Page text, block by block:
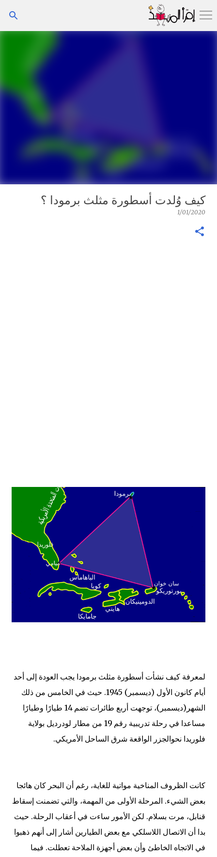
التخطي إلى المحتوى الرئيسي
كيف وُلدت أسطورة مثلث برمودا ؟
1/01/2020
لمعرفة كيف نشأت أسطورة مثلث برمودا يجب العودة إلى أحد
أيام كانون الأول (ديسمبر) 1945. حيث في الخامس من ذلك
الشهر(ديسمبر)، توجهت أربع طائرات تضم 14 طيارًا وطيارًا
مساعدا في رحلة تدريبية رقم 19 من مطار لودرديل بولاية
فلوريدا نحوالجزر الواقعة شرق الساحل الأمريكي.
كانت الظروف المناخية مواتية للغاية، رغم أن البحر كان هائجا
بعض الشيء. المرحلة الأولى من المهمة، والتي تضمنت إسقاط
قنابل، مرت بسلام. لكن الأمور ساءت في أعقاب الرحلة. حيث
بدا أن الاتصال اللاسلكي مع بعض الطيارين أشار إلى أنهم ذهبوا
في الاتجاه الخاطئ وأن بعض أجهزة الملاحة تعطلت. فيما